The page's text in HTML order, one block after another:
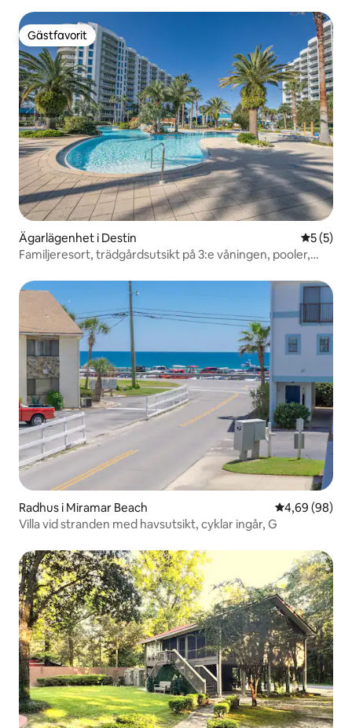
Gästfavorit
Gästfavorit
Ägarlägenhet i Destin 5 av 5 i
5 (5)
Familjeresort, trädgårdsutsikt på 3:e våningen, pooler,
Radhus i Miramar Beach 4,69 av 5 i
4,69 (98)
Villa vid stranden med havsutsikt, cyklar ingår, G